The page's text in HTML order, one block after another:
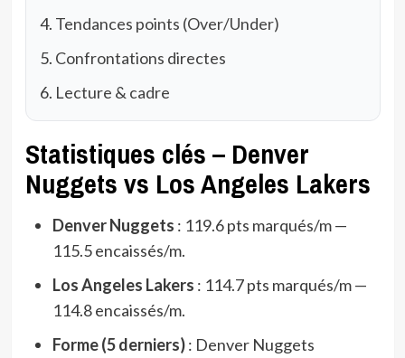
Tendances points (Over/Under)
Confrontations directes
Lecture & cadre
Statistiques clés – Denver
Nuggets vs Los Angeles Lakers
Denver Nuggets : 119.6 pts marqués/m —
115.5 encaissés/m.
Los Angeles Lakers : 114.7 pts marqués/m —
114.8 encaissés/m.
Forme (5 derniers): Denver Nuggets